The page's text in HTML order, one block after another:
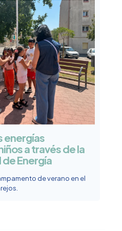
energías
a través de la
Energía
de verano en el